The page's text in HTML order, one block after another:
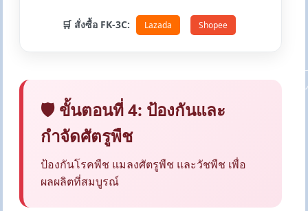
🛒 สั่งซื้อ FK-3C: Lazada Shopee
🛡️ ขั้นตอนที่ 4: ป้องกันและ
กำจัดศัตรูพืช
ป้องกันโรคพืช แมลงศัตรูพืช และวัชพืช เพื่อ
ผลผลิตที่สมบูรณ์